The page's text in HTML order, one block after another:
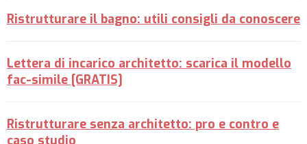
Ristrutturare il bagno: utili consigli da conoscere
Lettera di incarico architetto: scarica il modello
fac-simile [GRATIS]
Ristrutturare senza architetto: pro e contro e